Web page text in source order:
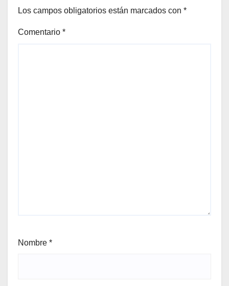
Los campos obligatorios están marcados con *
Comentario *
Nombre *